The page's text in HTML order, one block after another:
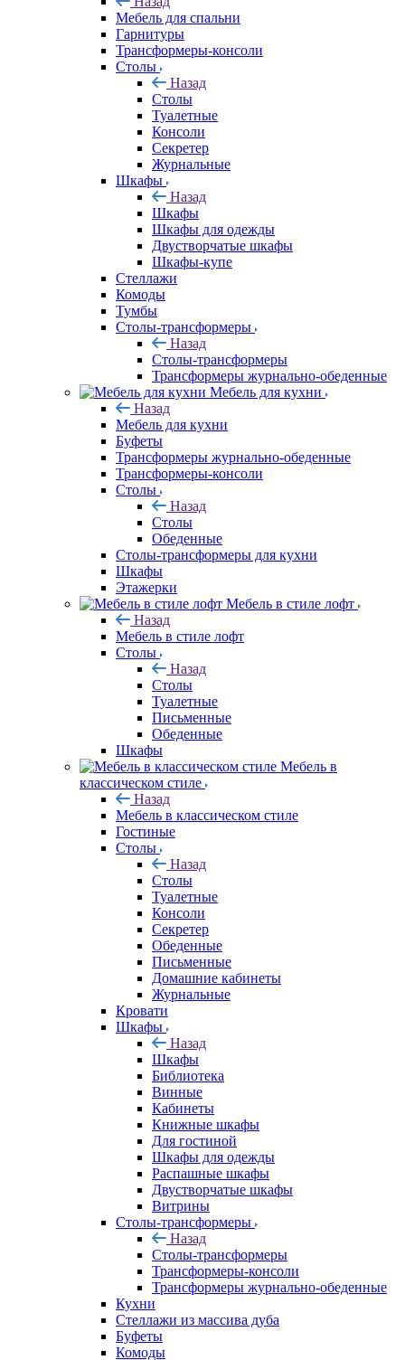
Мебель для спальни
Гарнитуры
Трансформеры-консоли
Столы
Назад
Столы
Туалетные
Консоли
Секретер
Журнальные
Шкафы
Назад
Шкафы
Шкафы для одежды
Двустворчатые шкафы
Шкафы-купе
Стеллажи
Комоды
Тумбы
Столы-трансформеры
Назад
Столы-трансформеры
Трансформеры журнально-обеденные
Мебель для кухни
Назад
Мебель для кухни
Буфеты
Трансформеры журнально-обеденные
Трансформеры-консоли
Столы
Назад
Столы
Обеденные
Столы-трансформеры для кухни
Шкафы
Этажерки
Мебель в стиле лофт
Назад
Мебель в стиле лофт
Столы
Назад
Столы
Туалетные
Письменные
Обеденные
Шкафы
Мебель в
классическом стиле
Назад
Мебель в классическом стиле
Гостиные
Столы
Назад
Столы
Туалетные
Консоли
Секретер
Обеденные
Письменные
Домашние кабинеты
Журнальные
Кровати
Шкафы
Назад
Шкафы
Библиотека
Винные
Кабинеты
Книжные шкафы
Для гостиной
Шкафы для одежды
Распашные шкафы
Двустворчатые шкафы
Витрины
Столы-трансформеры
Назад
Столы-трансформеры
Трансформеры-консоли
Трансформеры журнально-обеденные
Кухни
Стеллажи из массива дуба
Буфеты
Комоды